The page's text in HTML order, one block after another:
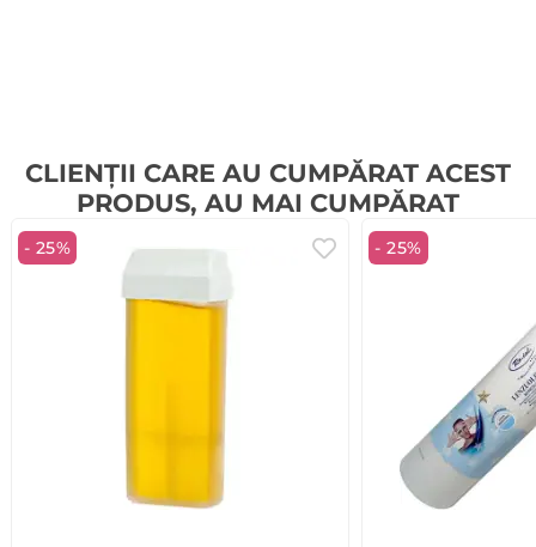
CLIENȚII CARE AU CUMPĂRAT ACEST
PRODUS, AU MAI CUMPĂRAT
- 25% - 25%